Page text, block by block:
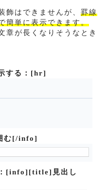
飾はできませんが、 罫線
簡単に表示できます。
章が長くなりそうなとき
する： [hr]
む[/info]
[info][title]見出し